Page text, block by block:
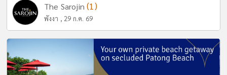
The Sarojin(1)
พังงา , 29 ก.ค. 69